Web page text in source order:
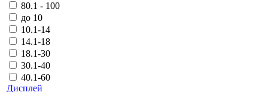
80.1 - 100
до 10
10.1-14
14.1-18
18.1-30
30.1-40
40.1-60
Дисплей